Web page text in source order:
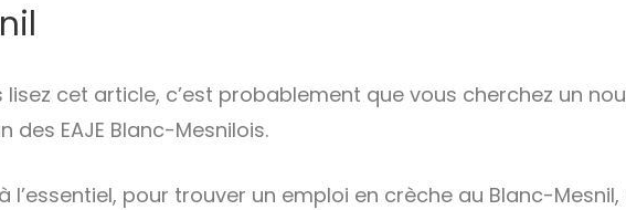
lisez cet article, c’est probablement que vous cherchez un
des EAJE Blanc-Mesnilois.
l’essentiel, pour trouver un emploi en crèche au Blanc-